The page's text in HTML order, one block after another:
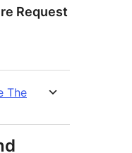
Request
The